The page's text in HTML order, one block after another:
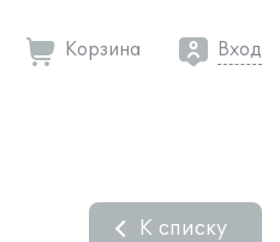
Корзина Вход
К списку